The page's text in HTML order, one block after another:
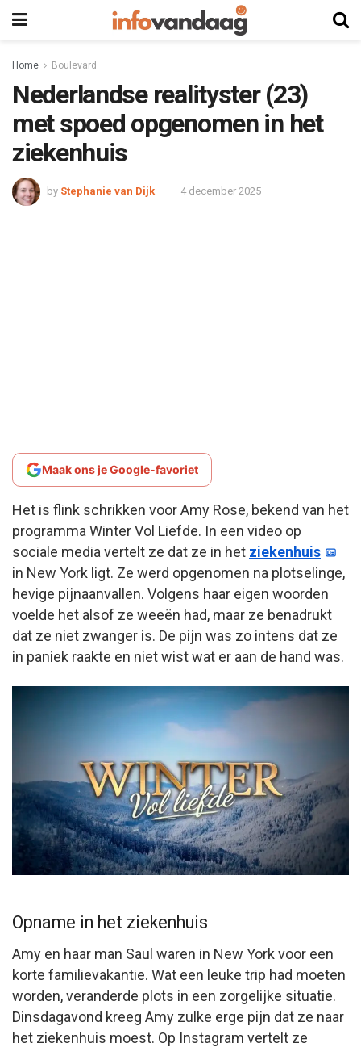
Home Boulevard
Nederlandse realityster (23)
met spoed opgenomen in het
ziekenhuis
by Stephanie van Dijk 4 december 2025
Maak ons je Google-favoriet
Het is flink schrikken voor Amy Rose, bekend van het
programma Winter Vol Liefde. In een video op
sociale media vertelt ze dat ze in het ziekenhuis
in New York ligt. Ze werd opgenomen na plotselinge,
hevige pijnaanvallen. Volgens haar eigen woorden
voelde het alsof ze weeën had, maar ze benadrukt
dat ze niet zwanger is. De pijn was zo intens dat ze
in paniek raakte en niet wist wat er aan de hand was.
Opname in het ziekenhuis
Amy en haar man Saul waren in New York voor een
korte familievakantie. Wat een leuke trip had moeten
worden, veranderde plots in een zorgelijke situatie.
Dinsdagavond kreeg Amy zulke erge pijn dat ze naar
het ziekenhuis moest. Op Instagram vertelt ze